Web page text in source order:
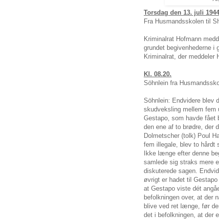
Torsdag den 13. juli
Fra Husmandsskolen til
Kriminalrat Hofmann
grundet begivenhederne i
Kriminalrat, der meddeler
Kl. 08.20.
Söhnlein fra
Söhnlein: Endvidere blev
skudveksling mellem
Gestapo, som havde
den ene af to brødre, der
Dolmetscher (tolk) Poul
fem illegale, blev to hårdt
Ikke længe efter denne
samlede sig straks mere
diskuterede sagen.
øvrigt er hadet til
at Gestapo viste dét
befolkningen over, at der
blive ved ret længe, før
det i befolkningen, at der